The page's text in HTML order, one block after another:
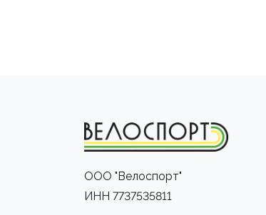
ООО "Велоспорт"
ИНН 7737535811